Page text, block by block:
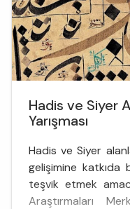
Hadis ve Siyer
Yarışması
Hadis ve Siyer
gelişimine katkıda
teşvik etmek
Araştırmaları